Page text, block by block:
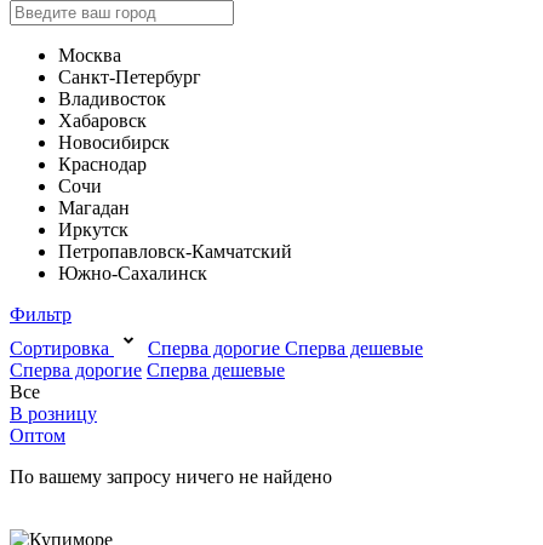
Москва
Санкт-Петербург
Владивосток
Хабаровск
Новосибирск
Краснодар
Сочи
Магадан
Иркутск
Петропавловск-Камчатский
Южно-Сахалинск
Фильтр
Сортировка
Сперва дорогие Сперва дешевые
Сперва дорогие Сперва дешевые
Все
В розницу
Оптом
По вашему запросу ничего не найдено